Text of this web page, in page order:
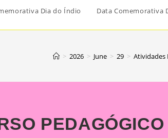
Dia do Índio Data Comemorativa
> 2026 > June > 29 > Atividades
PEDAGÓGICO